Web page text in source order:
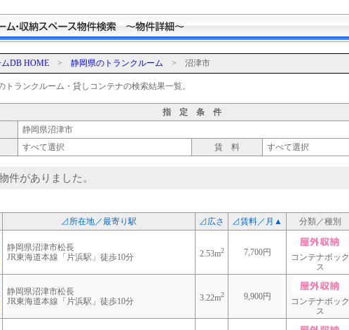
ムDB HOME > 静岡県のトランクルーム > 沼津市
トランクルーム・貸しコンテナの検索結果一覧。
指定条件
静岡県沼津市
すべて選択 賃 料 すべて選択
件がありました。
⊿所在地／最寄り駅 ⊿広さ ⊿賃料／月▲ 分類／種別
静岡県沼津市松長
JR東海道本線「片浜駅」徒歩10分
2.53m2 7,700円
コンテナボック
ス
静岡県沼津市松長
JR東海道本線「片浜駅」徒歩10分
3.22m2 9,900円
コンテナボック
ス